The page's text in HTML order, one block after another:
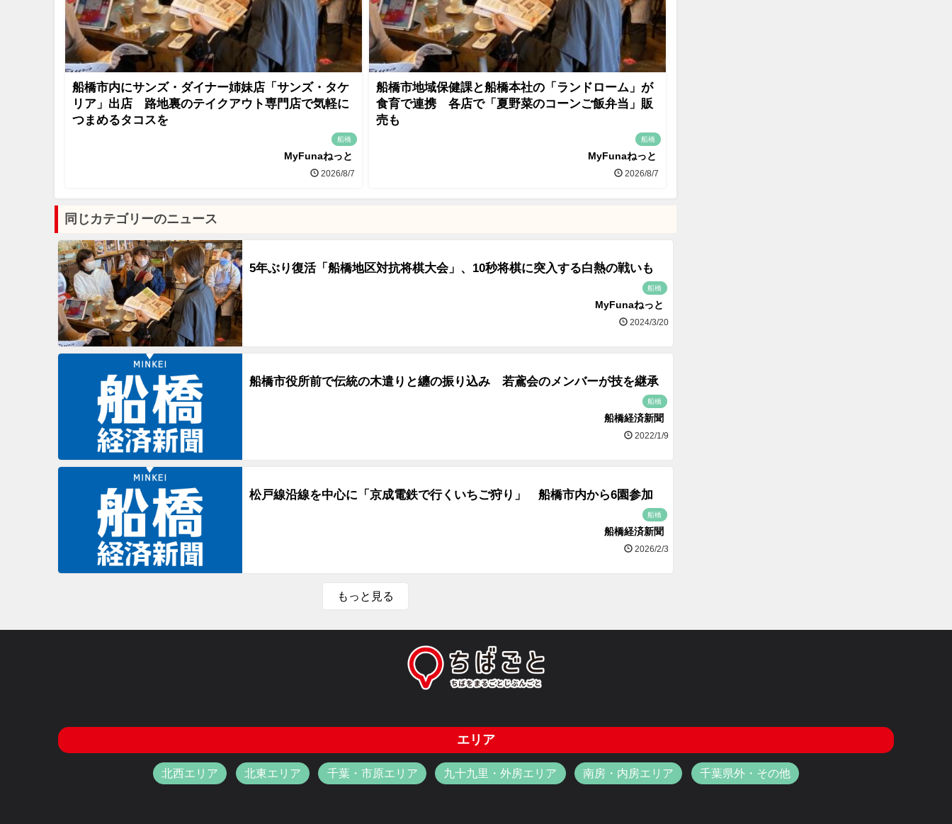
船橋市内にサンズ・ダイナー姉妹店「サンズ・タケ
リア」出店 路地裏のテイクアウト専門店で気軽に
つまめるタコスを
船橋
MyFunaねっと
2026/8/7
船橋市地域保健課と船橋本社の「ランドローム」が
食育で連携 各店で「夏野菜のコーンご飯弁当」販
売も
船橋
MyFunaねっと
2026/8/7
同じカテゴリーのニュース
5年ぶり復活「船橋地区対抗将棋大会」、10秒将棋に突入する白熱の戦いも
船橋
MyFunaねっと
2024/3/20
船橋市役所前で伝統の木遣りと纏の振り込み 若鳶会のメンバーが技を継承
船橋
船橋経済新聞
2022/1/9
松戸線沿線を中心に「京成電鉄で行くいちご狩り」 船橋市内から6園参加
船橋
船橋経済新聞
2026/2/3
もっと見る
エリア
北西エリア 北東エリア 千葉・市原エリア 九十九里・外房エリア 南房・内房エリア 千葉県外・その他